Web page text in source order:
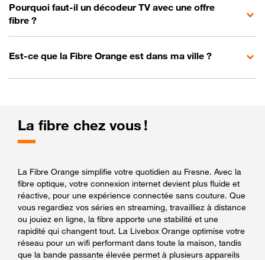
Pourquoi faut-il un décodeur TV avec une offre
fibre ?
Est-ce que la Fibre Orange est dans ma ville ?
La fibre chez vous !
La Fibre Orange simplifie votre quotidien au Fresne. Avec la
fibre optique, votre connexion internet devient plus fluide et
réactive, pour une expérience connectée sans couture. Que
vous regardiez vos séries en streaming, travailliez à distance
ou jouiez en ligne, la fibre apporte une stabilité et une
rapidité qui changent tout. La Livebox Orange optimise votre
réseau pour un wifi performant dans toute la maison, tandis
que la bande passante élevée permet à plusieurs appareils